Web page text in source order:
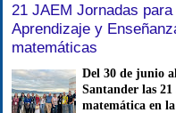
21 JAEM Jornadas para
Aprendizaje y
matemáticas
Del 30 de junio
Santander las
matemática en